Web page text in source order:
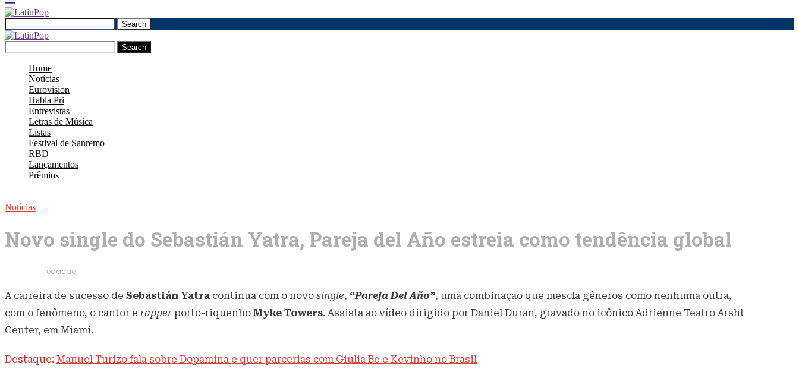
Search
Search
Home
Notícias
Eurovision
Habla Pri
Entrevistas
Letras de Música
Listas
Festival de Sanremo
RBD
Lançamentos
Prêmios
Notícias
Novo single do Sebastián Yatra, Pareja del Año estreia como tendência global
redacao
A carreira de sucesso de Sebastián Yatra continua com o novo single, “Pareja Del Año”, uma combinação que mescla gêneros como nenhuma outra,
com o fenômeno, o cantor e rapper porto-riquenho Myke Towers. Assista ao vídeo dirigido por Daniel Duran, gravado no icônico Adrienne Teatro Arsht
Center, em Miami.
Destaque: Manuel Turizo fala sobre Dopamina e quer parcerias com Giulia Be e Kevinho no Brasil